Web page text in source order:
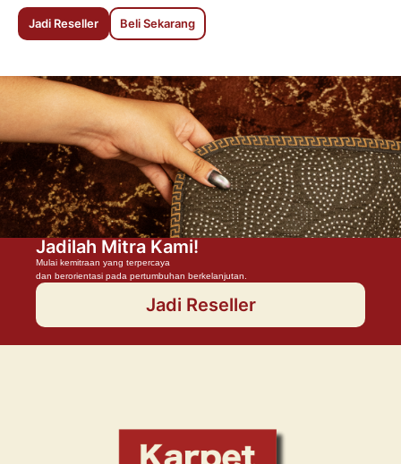
Jadi Reseller Beli Sekarang
Jadilah Mitra Kami!
Mulai kemitraan yang terpercaya
dan berorientasi pada pertumbuhan berkelanjutan.
Jadi Reseller